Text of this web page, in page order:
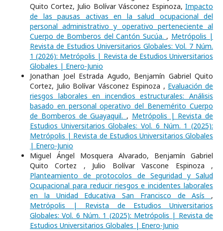
Quito Cortez, Julio Bolívar Vásconez Espinoza, Impacto
de las pausas activas en la salud ocupacional del
personal administrativo y operativo perteneciente al
Cuerpo de Bomberos del Cantón Sucúa. , Metrópolis |
Revista de Estudios Universitarios Globales: Vol. 7 Núm.
1 (2026): Metrópolis | Revista de Estudios Universitarios
Globales | Enero-Junio
Jonathan Joel Estrada Agudo, Benjamín Gabriel Quito
Cortez, Julio Bolívar Vásconez Espinoza , Evaluación de
riesgos laborales en incendios estructurales: Análisis
basado en personal operativo del Benemérito Cuerpo
de Bomberos de Guayaquil. , Metrópolis | Revista de
Estudios Universitarios Globales: Vol. 6 Núm. 1 (2025):
Metrópolis | Revista de Estudios Universitarios Globales
| Enero-Junio
Miguel Ángel Mosquera Alvarado, Benjamín Gabriel
Quito Cortez , Julio Bolívar Vascone Espinoza ,
Planteamiento de protocolos de Seguridad y Salud
Ocupacional para reducir riesgos e incidentes laborales
en la Unidad Educativa San Francisco de Asís ,
Metrópolis | Revista de Estudios Universitarios
Globales: Vol. 6 Núm. 1 (2025): Metrópolis | Revista de
Estudios Universitarios Globales | Enero-Junio